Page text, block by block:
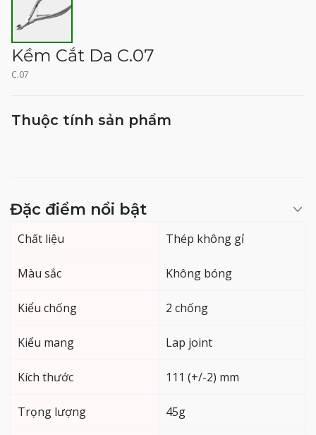
Kềm Cắt Da C.07
C.07
Thuộc tính sản phẩm
Đặc điểm nổi bật
Chất liệu Thép không gỉ
Màu sắc Không bóng
Kiểu chống 2 chống
Kiểu mang Lap joint
Kích thước 111 (+/-2) mm
Trọng lượng 45g